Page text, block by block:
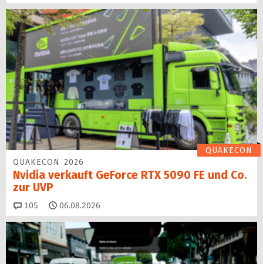
QUAKECON
QUAKECON 2026
Nvidia verkauft GeForce RTX 5090 FE und Co.
zur UVP
105 Kommentare
06.08.2026